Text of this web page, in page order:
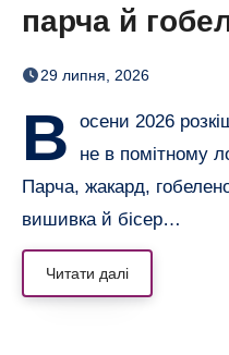
парча й
нову розкіш
29 липня, 2026
В
осени 2026
не в помітному
Парча, жакард,
вишивка й бісер…
Читати далі